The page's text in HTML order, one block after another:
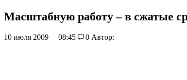
Масштабную работу – в сжатые
10 июля 2009 08:45 0 Автор: